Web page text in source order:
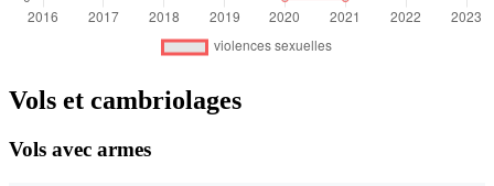
Vols et cambriolages
Vols avec armes